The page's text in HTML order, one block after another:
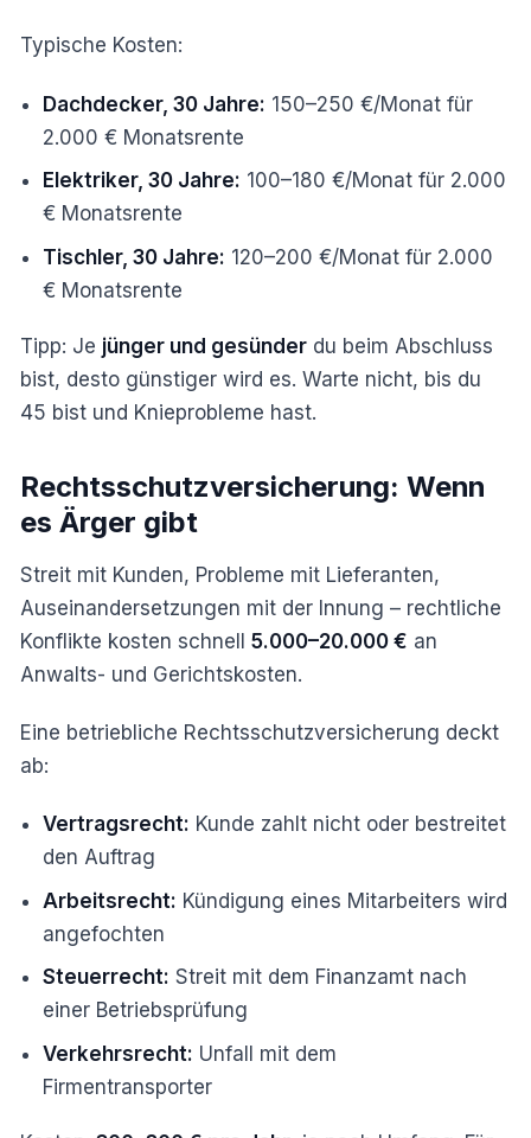
Typische Kosten:
Dachdecker, 30 Jahre: 150–250 €/Monat für
2.000 € Monatsrente
Elektriker, 30 Jahre: 100–180 €/Monat für 2.000
€ Monatsrente
Tischler, 30 Jahre: 120–200 €/Monat für 2.000
€ Monatsrente
Tipp: Je jünger und gesünder du beim Abschluss
bist, desto günstiger wird es. Warte nicht, bis du
45 bist und Knieprobleme hast.
Rechtsschutzversicherung: Wenn
es Ärger gibt
Streit mit Kunden, Probleme mit Lieferanten,
Auseinandersetzungen mit der Innung – rechtliche
Konflikte kosten schnell 5.000–20.000 € an
Anwalts- und Gerichtskosten.
Eine betriebliche Rechtsschutzversicherung deckt
ab:
Vertragsrecht: Kunde zahlt nicht oder bestreitet
den Auftrag
Arbeitsrecht: Kündigung eines Mitarbeiters wird
angefochten
Steuerrecht: Streit mit dem Finanzamt nach
einer Betriebsprüfung
Verkehrsrecht: Unfall mit dem
Firmentransporter